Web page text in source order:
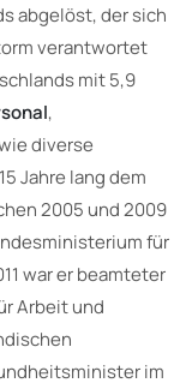
abgelöst, der sich
verantwortet
mit 5,9
,
diverse
Jahre lang dem
2005 und 2009
für
war er beamteter
Arbeit und
im